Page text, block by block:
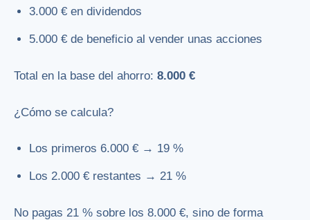
3.000 € en dividendos
5.000 € de beneficio al vender unas acciones
Total en la base del ahorro: 8.000 €
¿Cómo se calcula?
Los primeros 6.000 € → 19 %
Los 2.000 € restantes → 21 %
No pagas 21 % sobre los 8.000 €, sino de forma